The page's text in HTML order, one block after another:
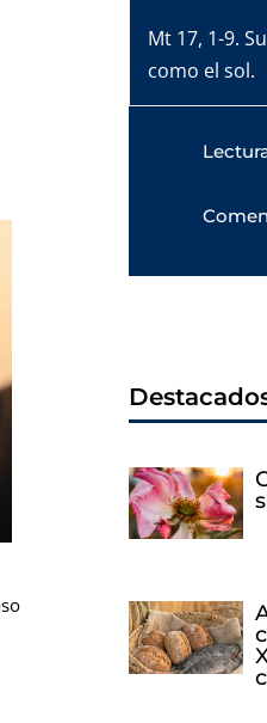
Mt 17, 1-9.
como el sol.